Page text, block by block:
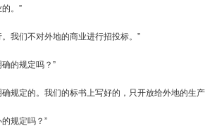
。”
我们不对外地的商业进行招投标。”
的规定吗？”
定的。我们的标书上写好的，只开放给外地的生
规定吗？”